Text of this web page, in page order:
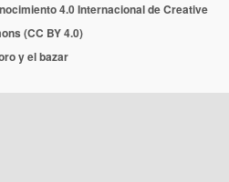
4.0 Internacional de Creative
(CC BY 4.0)
y el bazar